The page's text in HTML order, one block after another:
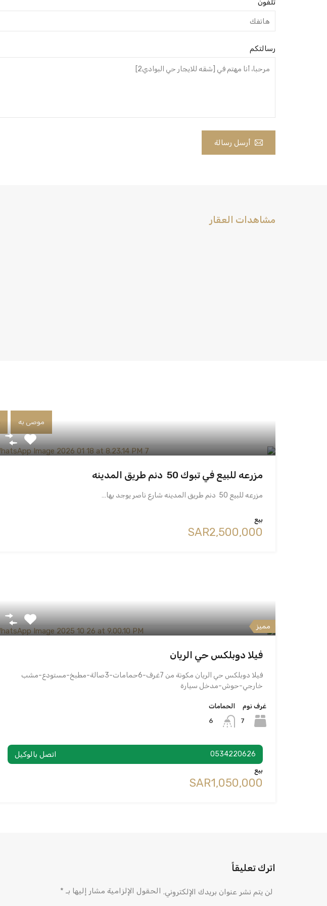
تلفون
رسالتكم
أرسل رسالة
مشاهدات العقار
موصى به
مزرعه للبيع في تبوك 50 دنم طريق المدينه
مزرعه للبيع 50 دنم طريق المدينه شارع ناصر يوجد بها…
بيع
‪SAR2,500,000
مميز
فيلا دوبلكس حي الريان
فيلا دوبلكس حي الريان مكونة من 7غرف-6حمامات-3صالة-مطبخ-مستودع-مشب
خارجي-حوش-مدخل سيارة
غرف نوم
7
الحمامات
6
اتصل بالوكيل 0534220626
بيع
‪SAR1,050,000
اترك تعليقاً
لن يتم نشر عنوان بريدك الإلكتروني. الحقول الإلزامية مشار إليها بـ *